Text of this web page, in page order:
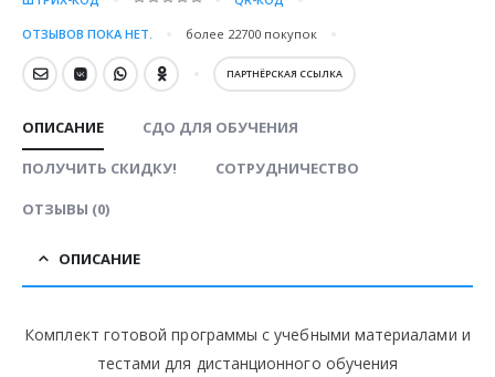
ОТЗЫВОВ ПОКА НЕТ. более 22700 покупок
ПАРТНЁРСКАЯ ССЫЛКА
ОПИСАНИЕ СДО ДЛЯ ОБУЧЕНИЯ
ПОЛУЧИТЬ СКИДКУ! СОТРУДНИЧЕСТВО
ОТЗЫВЫ (0)
ОПИСАНИЕ
Комплект готовой программы с учебными материалами и
тестами для дистанционного обучения